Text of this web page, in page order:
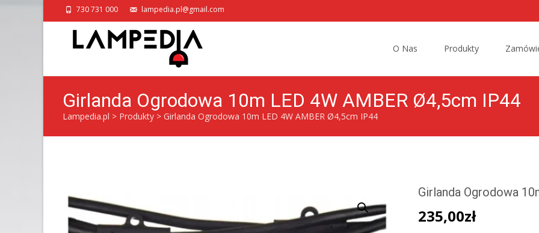
730 731 000 lampedia.pl@gmail.com
O Nas Produkty
Girlanda Ogrodowa 10m LED 4W AMBER Ø4,5cm IP44
Lampedia.pl > Produkty > Girlanda Ogrodowa 10m LED 4W AMBER Ø4,5cm IP44
Girlanda Ogrodowa
235,00zł